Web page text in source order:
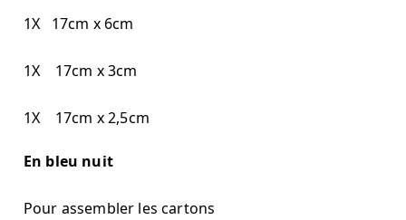
1X 17cm x 6cm
1X 17cm x 3cm
1X 17cm x 2,5cm
En bleu nuit
Pour assembler les cartons